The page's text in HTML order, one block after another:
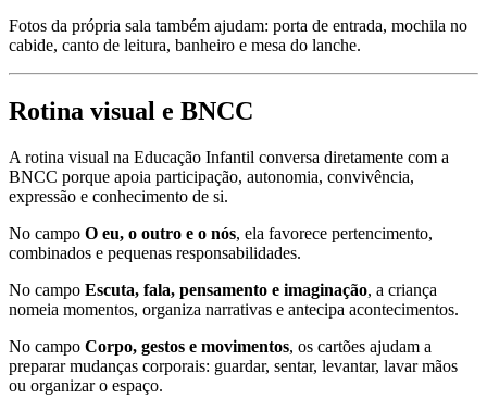
Fotos da própria sala também ajudam: porta de entrada, mochila no
cabide, canto de leitura, banheiro e mesa do lanche.
Rotina visual e BNCC
A rotina visual na Educação Infantil conversa diretamente com a
BNCC porque apoia participação, autonomia, convivência,
expressão e conhecimento de si.
No campo O eu, o outro e o nós, ela favorece pertencimento,
combinados e pequenas responsabilidades.
No campo Escuta, fala, pensamento e imaginação, a criança
nomeia momentos, organiza narrativas e antecipa acontecimentos.
No campo Corpo, gestos e movimentos, os cartões ajudam a
preparar mudanças corporais: guardar, sentar, levantar, lavar mãos
ou organizar o espaço.